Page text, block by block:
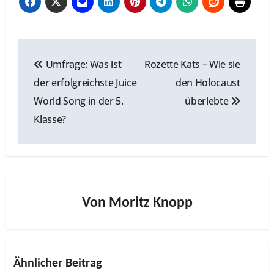
Umfrage: Was ist
der erfolgreichste Juice
World Song in der 5.
Klasse?
Rozette Kats – Wie sie
den Holocaust
überlebte
Von Moritz Knopp
Ähnlicher Beitrag